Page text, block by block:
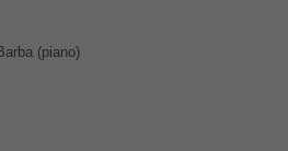
(piano)